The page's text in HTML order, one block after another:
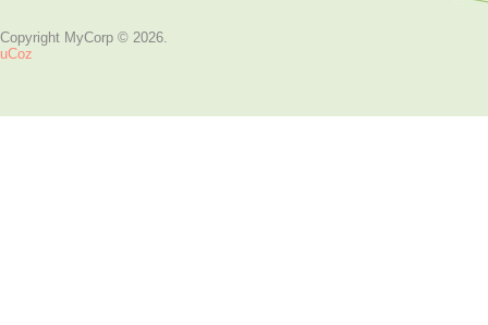
Copyright MyCorp © 2026.
uCoz